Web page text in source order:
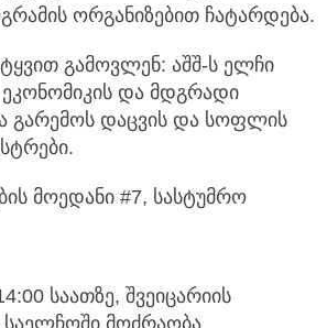
ორგანიზებით ჩატარდება.
გამოვლენ: აშშ-ს ელჩი
და მდგრადი
გარემოს დაცვის და სოფლის
მოედანი #7, სასტუმრო
საათზე, შვეიცარიის
მოძრაობა